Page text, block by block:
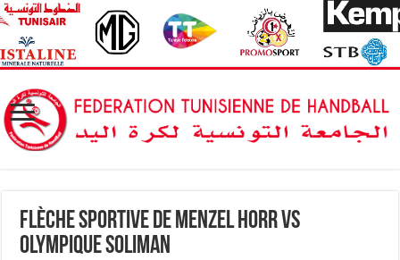
Flèche Sportive de Menzel Horr vs
Olympique Soliman